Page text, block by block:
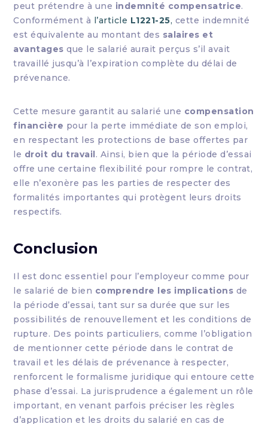
peut prétendre à une indemnité compensatrice.
Conformément à l’article L1221-25, cette indemnité
est équivalente au montant des salaires et
avantages que le salarié aurait perçus s’il avait
travaillé jusqu’à l’expiration complète du délai de
prévenance.
Cette mesure garantit au salarié une compensation
financière pour la perte immédiate de son emploi,
en respectant les protections de base offertes par
le droit du travail. Ainsi, bien que la période d’essai
offre une certaine flexibilité pour rompre le contrat,
elle n’exonère pas les parties de respecter des
formalités importantes qui protègent leurs droits
respectifs.
Conclusion
Il est donc essentiel pour l’employeur comme pour
le salarié de bien comprendre les implications de
la période d’essai, tant sur sa durée que sur les
possibilités de renouvellement et les conditions de
rupture. Des points particuliers, comme l’obligation
de mentionner cette période dans le contrat de
travail et les délais de prévenance à respecter,
renforcent le formalisme juridique qui entoure cette
phase d’essai. La jurisprudence a également un rôle
important, en venant parfois préciser les règles
d’application et les droits du salarié en cas de